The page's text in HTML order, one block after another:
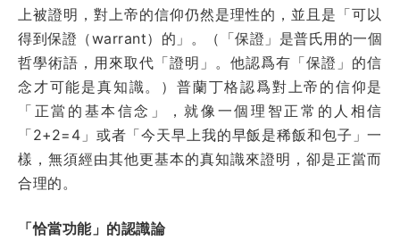
上被證明，對上帝的信仰仍然是理性的，並且是「可以
得到保證（warrant）的」。（「保證」是普氏用的一個
哲學術語，用來取代「證明」。他認爲有「保證」的信
念才可能是真知識。）普蘭丁格認爲對上帝的信仰是
「正當的基本信念」，就像一個理智正常的人相信
「2+2=4」或者「今天早上我的早飯是稀飯和包子」一
樣，無須經由其他更基本的真知識來證明，卻是正當而
合理的。
「恰當功能」的認識論